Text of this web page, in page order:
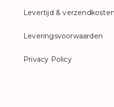
Levertijd & verzendkosten
Leveringsvoorwaarden
Privacy Policy